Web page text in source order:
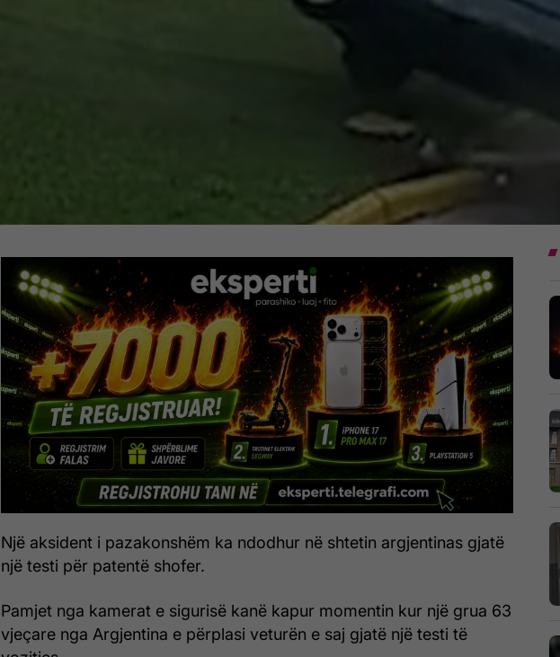
Një aksident i pazakonshëm ka ndodhur në shtetin argjentinas gjatë
një testi për patentë shofer.
Pamjet nga kamerat e sigurisë kanë kapur momentin kur një grua 63
vjeçare nga Argjentina e përplasi veturën e saj gjatë një testi të